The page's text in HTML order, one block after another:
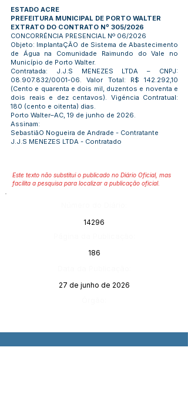
ESTADO ACRE
PREFEITURA MUNICIPAL DE PORTO WALTER
EXTRATO DO CONTRATO Nº 305/2026
CONCORRÉNCIA PRESENCIAL Nº 06/2026
Objeto: ImplantaÇÃO de Sistema de Abastecimento
de Água na Comunidade Raimundo do Vale no
Município de Porto Walter.
Contratada: J.J.S MENEZES LTDA – CNPJ:
08.907.832/0001-06. Valor Total: R$ 142.292,10
(Cento e quarenta e dois mil, duzentos e noventa e
dois reais e dez centavos). Vigéncia Contratual:
180 (cento e oitenta) dias.
Porto Walter–AC, 19 de junho de 2026.
Assinam:
SebastiãO Nogueira de Andrade - Contratante
J.J.S MENEZES LTDA - Contratado
Este texto não substitui o publicado no Diário Oficial, mas
facilita a pesquisa para localizar a publicação oficial.
14296
186
27 de junho de 2026